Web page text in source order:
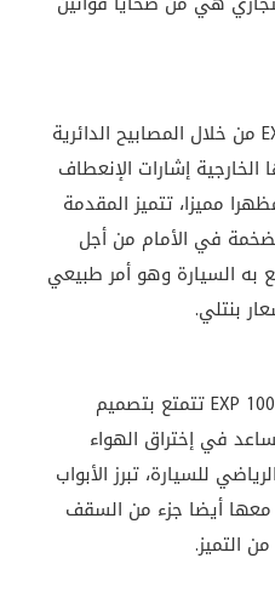
تتميز مقدمة بنتلي EXP 100 GT من خلال المصابيح الدائرية
الخارجية إشارات الإنعطاف
مميزا، تتميز المقدمة
في الأمام من أجل
به السيارة وهو أمر طبيعي
بنتلي.
الناحية الجانبية في بنتلي EXP 100 GT تتمتع بتصميم
في إختراق الهواء
للسيارة، تبرز الأبواب
معها أيضا جزء من السقف
التميز.